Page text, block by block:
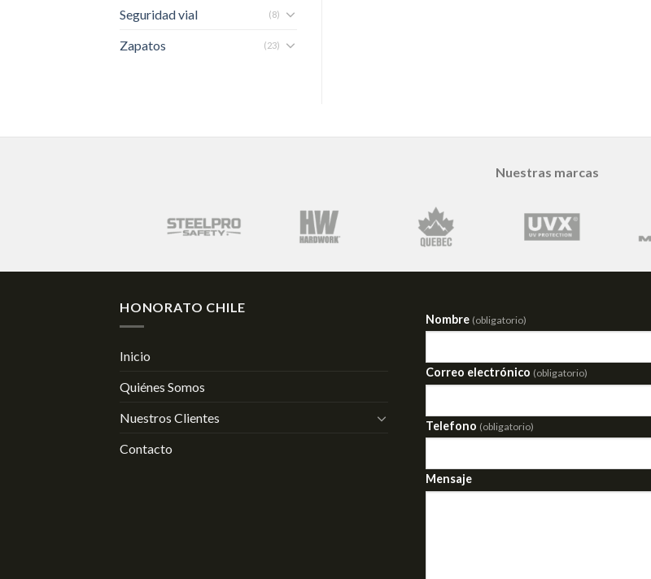
Seguridad vial (8)
Zapatos (23)
Nuestras marcas
HONORATO CHILE
Inicio
Quiénes Somos
Nuestros Clientes
Contacto
Nombre (obligatorio)
Correo electrónico (obligatorio)
Telefono (obligatorio)
Mensaje